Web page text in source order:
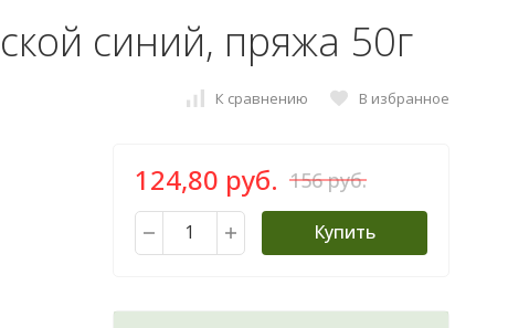
синий, пряжа 50г
К сравнению В избранное
124,80 руб. 156 руб.
Купить